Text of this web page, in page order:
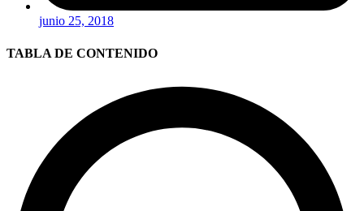
junio 25, 2018
TABLA DE CONTENIDO